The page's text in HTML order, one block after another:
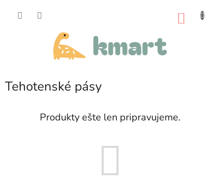
Tehotenské pásy
Produkty ešte len pripravujeme.